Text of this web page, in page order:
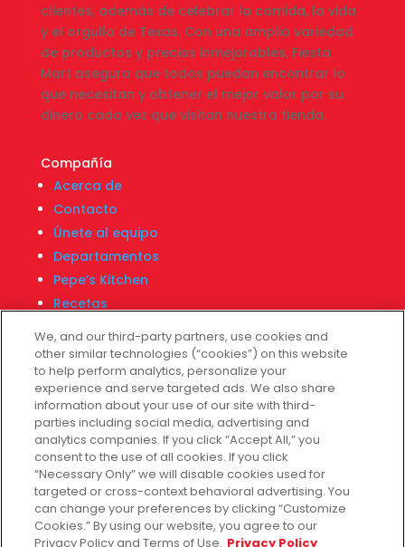
clientes, además de celebrar la comida, la vida
y el orgullo de Texas. Con una amplia variedad
de productos y precios inmejorables, Fiesta
Mart asegura que todos puedan encontrar lo
que necesitan y obtener el mejor valor por su
dinero cada vez que visitan nuestra tienda.
Compañía
Acerca de
Contacto
Únete al equipo
Departamentos
Pepe’s Kitchen
Recetas
Centro Financiero Fiesta
Servicio al cliente
Ayuda
Políticas de privacidad
Términos de uso
Fiesta Survey
Customize Cookies
We, and our third-party partners, use cookies and
other similar technologies (“cookies”) on this website
to help perform analytics, personalize your
experience and serve targeted ads. We also share
information about your use of our site with third-
parties including social media, advertising and
analytics companies. If you click “Accept All,” you
consent to the use of all cookies. If you click
“Necessary Only” we will disable cookies used for
targeted or cross-context behavioral advertising. You
can change your preferences by clicking “Customize
Cookies.” By using our website, you agree to our
Privacy Policy and Terms of Use. Privacy Policy